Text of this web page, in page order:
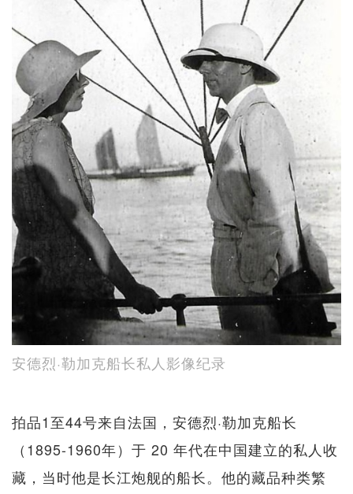
安德烈·勒加克船长私人影像纪录
拍品1至44号来自法国，安德烈·勒加克船长
（1895-1960年）于 20 年代在中国建立的私人收
藏，当时他是长江炮舰的船长。他的藏品种类繁